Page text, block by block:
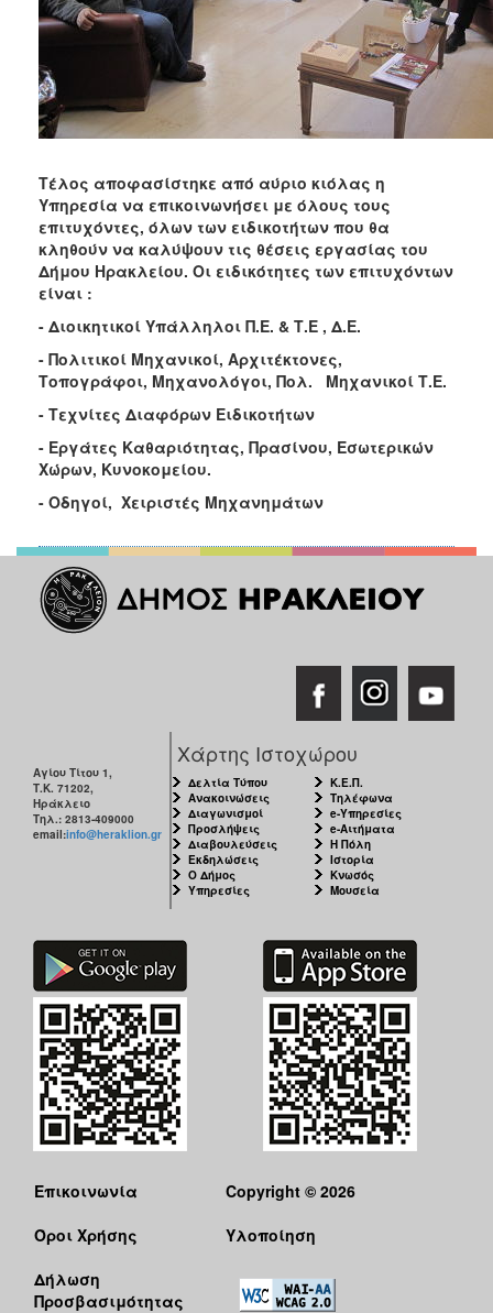
Τέλος αποφασίστηκε από αύριο κιόλας η
Υπηρεσία να επικοινωνήσει με όλους τους
επιτυχόντες, όλων των ειδικοτήτων που θα
κληθούν να καλύψουν τις θέσεις εργασίας του
Δήμου Ηρακλείου. Οι ειδικότητες των επιτυχόντων
είναι :
- Διοικητικοί Υπάλληλοι Π.Ε. & Τ.Ε , Δ.Ε.
- Πολιτικοί Μηχανικοί, Αρχιτέκτονες,
Τοπογράφοι, Μηχανολόγοι, Πολ. Μηχανικοί Τ.Ε.
- Τεχνίτες Διαφόρων Ειδικοτήτων
- Εργάτες Καθαριότητας, Πρασίνου, Εσωτερικών
Χώρων, Κυνοκομείου.
- Οδηγοί, Χειριστές Μηχανημάτων
Αγίου Τίτου 1,
Τ.Κ. 71202,
Ηράκλειο
Τηλ.: 2813-409000
email:info@heraklion.gr
Χάρτης Ιστοχώρου
Δελτία Τύπου
Ανακοινώσεις
Διαγωνισμοί
Προσλήψεις
Διαβουλεύσεις
Εκδηλώσεις
Ο Δήμος
Υπηρεσίες
Κ.Ε.Π.
Τηλέφωνα
e-Υπηρεσίες
e-Αιτήματα
Η Πόλη
Ιστορία
Κνωσός
Μουσεία
Επικοινωνία
Όροι Χρήσης
Δήλωση
Προσβασιμότητας
Copyright © 2026
Υλοποίηση